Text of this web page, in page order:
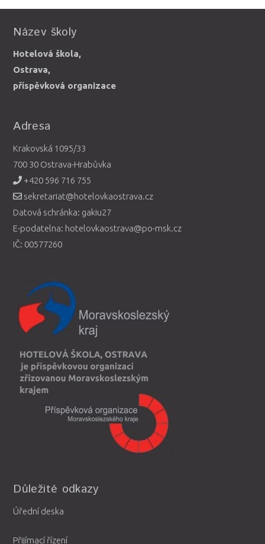
Název školy
Hotelová škola,
Ostrava,
příspěvková organizace
Adresa
Krakovská 1095/33
700 30 Ostrava-Hrabůvka
+420 596 716 755
sekretariat@hotelovkaostrava.cz
Datová schránka: gakiu27
E-podatelna: hotelovkaostrava@po-msk.cz
IČ: 00577260
Důležité odkazy
Úřední deska
Přijímací řízení